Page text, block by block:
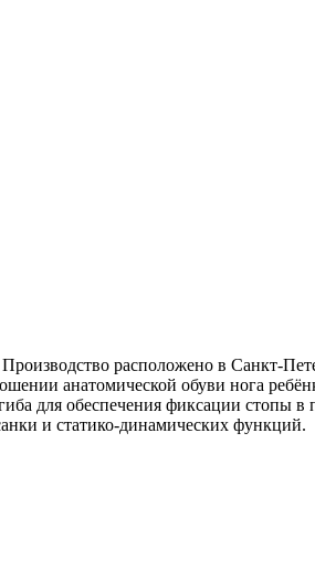
расположено в Санкт-
анатомической обуви нога
для обеспечения фиксации стопы
и статико-динамических функций.